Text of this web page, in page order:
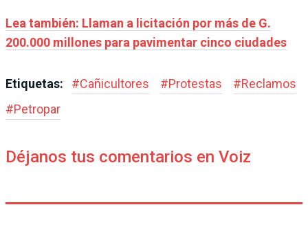
Lea también: Llaman a licitación por más de G.
200.000 millones para pavimentar cinco ciudades
Etiquetas: #Cañicultores #Protestas #Reclamos
#Petropar
Déjanos tus comentarios en Voiz